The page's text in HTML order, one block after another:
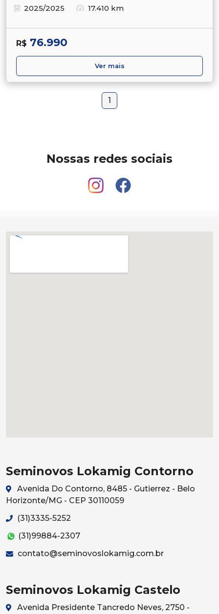
2025/2025
17.410 km
R$ 76.990
Ver mais
1
Nossas redes sociais
Seminovos Lokamig Contorno
Avenida Do Contorno, 8485 - Gutierrez - Belo
Horizonte/MG - CEP 30110059
(31)3335-5252
(31)99884-2307
contato@seminovoslokamig.com.br
Seminovos Lokamig Castelo
Avenida Presidente Tancredo Neves, 2750 -